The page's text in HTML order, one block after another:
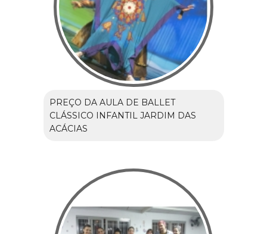
PREÇO DA AULA DE BALLET
CLÁSSICO INFANTIL JARDIM DAS
ACÁCIAS